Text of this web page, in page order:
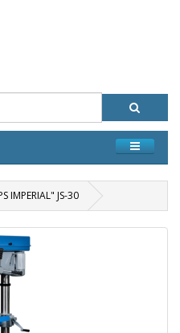
IMPERIAL" JS-30